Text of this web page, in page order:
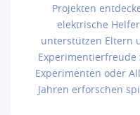
Projekten
elektrische
unterstützen Eltern
Experimenten oder
Jahren erforschen